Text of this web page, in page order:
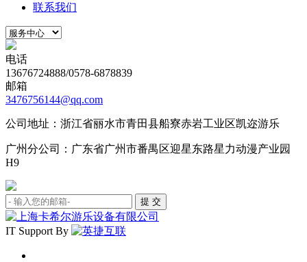
联系我们
电话
13676724888/0578-6878839
邮箱
3476756144@qq.com
公司地址：浙江省丽水市青田县船寮赤岩工业区凯迩游乐
广州分公司：广东省广州市番禺区迎星东路星力动漫产业园
H9
IT Support By